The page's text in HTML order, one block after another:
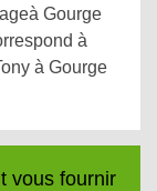
Gourge
à
à Gourge
vous fournir